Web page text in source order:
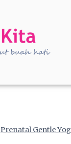
Prenatal Gentle